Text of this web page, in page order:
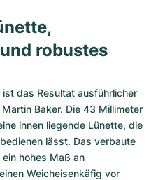
robustes
das Resultat ausführlicher
Baker. Die 43 Millimeter
innen liegende Lünette, die
lässt. Das verbaute
hohes Maß an
Weicheisenkäfig vor